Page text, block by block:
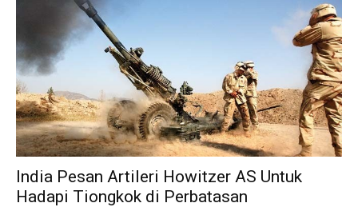
India Pesan Artileri Howitzer AS Untuk
Hadapi Tiongkok di Perbatasan